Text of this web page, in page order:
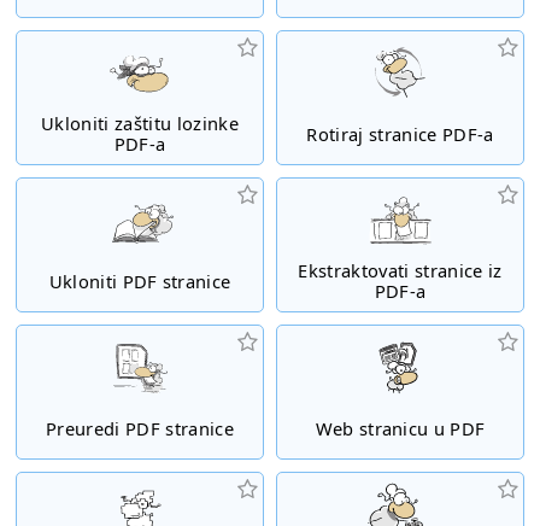
Ukloniti zaštitu lozinke
PDF-a
Rotiraj stranice PDF-a
Ukloniti PDF stranice
Ekstraktovati stranice iz
PDF-a
Preuredi PDF stranice Web stranicu u PDF